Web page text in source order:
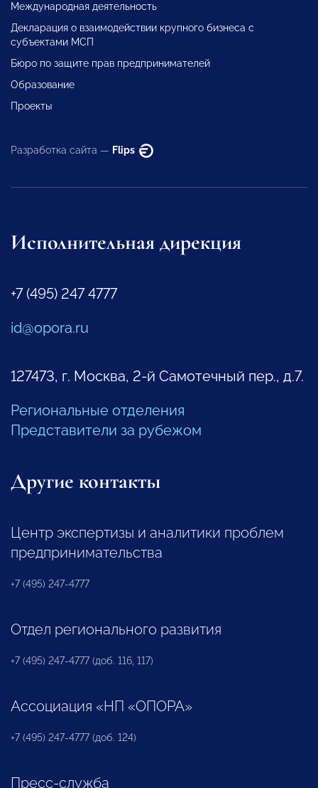
Международная деятельность
Декларация о взаимодействии крупного бизнеса с
субъектами МСП
Бюро по защите прав предпринимателей
Образование
Проекты
Разработка сайта — Flips
Исполнительная дирекция
+7 (495) 247 4777
id@opora.ru
127473, г. Москва, 2-й Самотечный пер., д.7.
Региональные отделения
Представители за рубежом
Другие контакты
Центр экспертизы и аналитики проблем
предпринимательства
+7 (495) 247-4777
Отдел регионального развития
+7 (495) 247-4777 (доб. 116, 117)
Ассоциация «НП «ОПОРА»
+7 (495) 247-4777 (доб. 124)
Пресс-служба